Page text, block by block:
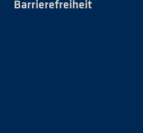
Barrierefreiheit